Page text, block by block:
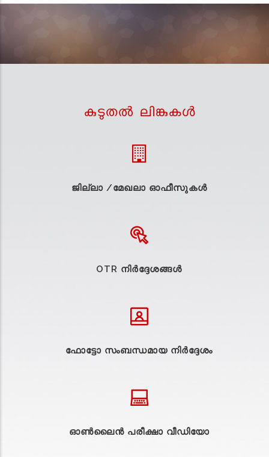
കുടുതല്‍ ലിങ്കുകള്‍
ജില്ലാ /മേഖലാ ഓഫീസുകള്‍
OTR നിർദ്ദേശങ്ങൾ
ഫോട്ടോ സംബന്ധമായ നിർദ്ദേശം
ഓൺലൈൻ പരീക്ഷാ വീഡിയോ